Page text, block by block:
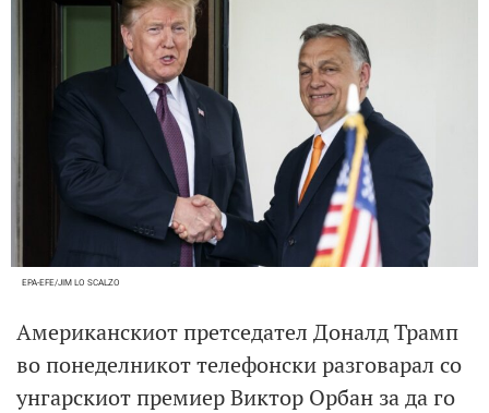
EPA-EFE/JIM LO SCALZO
Американскиот претседател Доналд Трамп
во понеделникот телефонски разговарал со
унгарскиот премиер Виктор Орбан за да го